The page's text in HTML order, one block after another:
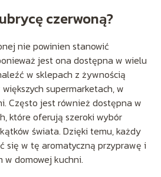
czerwoną?
nie powinien stanowić
jest ona dostępna w wielu
w sklepach z żywnością
supermarketach, w
Często jest również dostępna w
które oferują szeroki wybór
świata. Dzięki temu, każdy
się w tę aromatyczną przyprawę i
w domowej kuchni.